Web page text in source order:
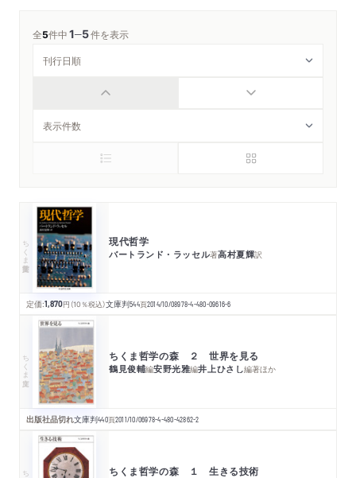
全5件中1─5件を表示
ちくま学芸文庫 現代哲学
バートランド・ラッセル著高村夏輝訳
定価:1,870円 （10％税込）文庫判544頁2014/10/08978-4-480-09616-6
ちくま文庫 ちくま哲学の森 ２ 世界を見る
鶴見俊輔編安野光雅編井上ひさし編著ほか
出版社品切れ文庫判440頁2011/10/06978-4-480-42862-2
ちくま哲学の森 １ 生きる技術